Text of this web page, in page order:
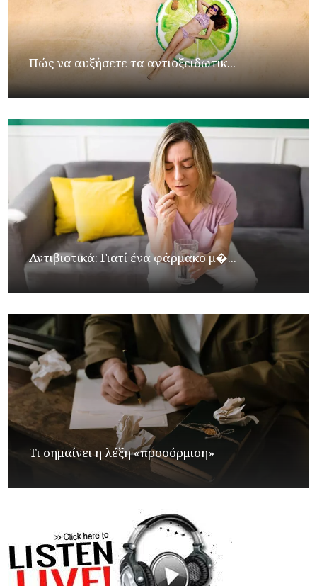
Πώς να αυξήσετε τα αντιοξειδωτικ...
Αντιβιοτικά: Γιατί ένα φάρμακο μ�...
Τι σημαίνει η λέξη «προσόρμιση»